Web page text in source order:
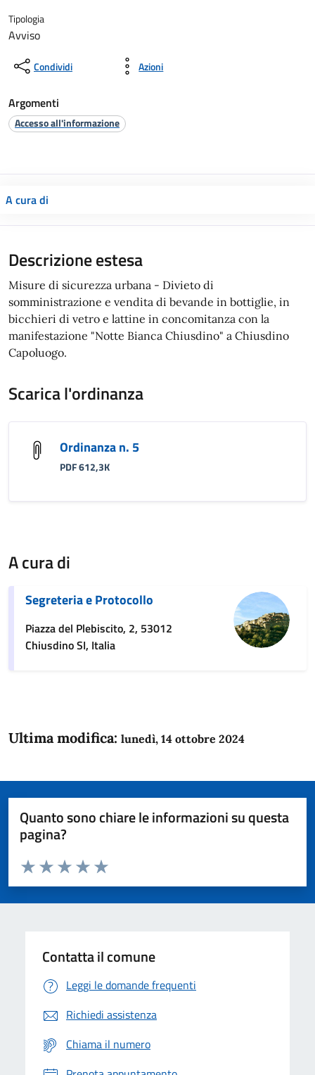
Tipologia
Avviso
Condividi Azioni
Argomenti
Accesso all'informazione
A cura di
Descrizione estesa
Misure di sicurezza urbana - Divieto di
somministrazione e vendita di bevande in bottiglie, in
bicchieri di vetro e lattine in concomitanza con la
manifestazione "Notte Bianca Chiusdino" a Chiusdino
Capoluogo.
Scarica l'ordinanza
Ordinanza n. 5
PDF 612,3K
A cura di
Segreteria e Protocollo
Piazza del Plebiscito, 2, 53012
Chiusdino SI, Italia
Ultima modifica: lunedì, 14 ottobre 2024
Quanto sono chiare le informazioni su questa
pagina?
Domanda
Valuta da 1 a 5 stelle la pagina
Valuta 5 stelle su 5
Valuta 4 stelle su 5
Valuta 3 stelle su 5
Valuta 2 stelle su 5
Valuta 1 stelle su 5
Contatta il comune
Leggi le domande frequenti
Richiedi assistenza
Chiama il numero